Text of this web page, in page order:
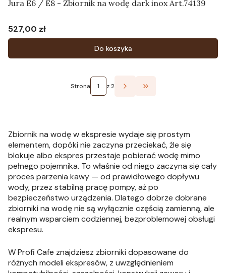
Jura E6 / E8 - Zbiornik na wodę dark inox Art.74139
Cena
527,00 zł
Do koszyka
Strona z 2 Przejdź do ostatniej
Zbiornik na wodę w ekspresie wydaje się prostym
elementem, dopóki nie zaczyna przeciekać, źle się
blokuje albo ekspres przestaje pobierać wodę mimo
pełnego pojemnika. To właśnie od niego zaczyna się cały
proces parzenia kawy — od prawidłowego dopływu
wody, przez stabilną pracę pompy, aż po
bezpieczeństwo urządzenia. Dlatego dobrze dobrane
zbiorniki na wodę nie są wyłącznie częścią zamienną, ale
realnym wsparciem codziennej, bezproblemowej obsługi
ekspresu.
W Profi Cafe znajdziesz zbiorniki dopasowane do
różnych modeli ekspresów, z uwzględnieniem